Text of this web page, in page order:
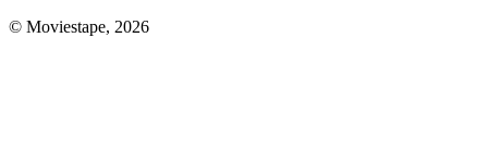
© Moviestape, 2026